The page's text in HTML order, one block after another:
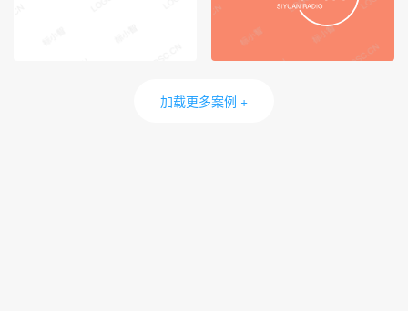
加载更多案例 +